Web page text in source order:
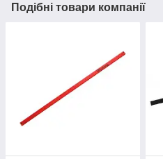
Подібні товари компанії